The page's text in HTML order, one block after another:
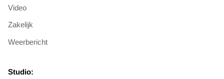
Video
Zakelijk
Weerbericht
Studio: